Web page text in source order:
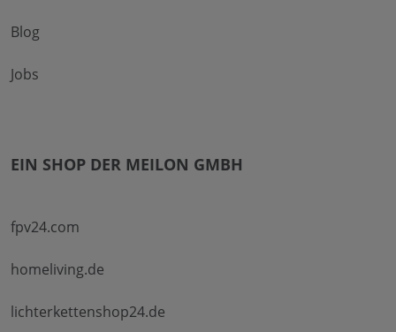
Blog
Jobs
EIN SHOP DER MEILON GMBH
fpv24.com
homeliving.de
lichterkettenshop24.de